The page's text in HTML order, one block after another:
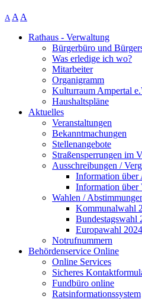
A A A
Rathaus - Verwaltung
Bürgerbüro und
Was erledige ich wo?
Mitarbeiter
Organigramm
Kulturraum Ampertal
Haushaltspläne
Aktuelles
Veranstaltungen
Bekanntmachungen
Stellenangebote
Straßensperrungen im
Ausschreibungen /
Information über
Information über
Wahlen /
Kommunalwahl
Bundestagswahl
Europawahl 2024
Notrufnummern
Behördenservice Online
Online Services
Sicheres
Fundbüro online
Ratsinformationssystem